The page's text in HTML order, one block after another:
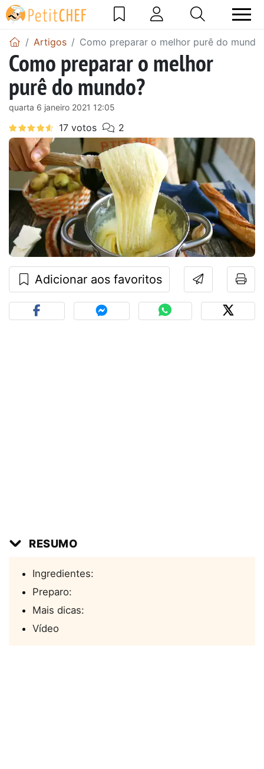
Artigos Como preparar o melhor purê do
Como preparar o melhor
purê do mundo?
quarta 6 janeiro 2021 12:05
Adicionar aos favoritos
RESUMO
Ingredientes:
Preparo:
Mais dicas:
Vídeo